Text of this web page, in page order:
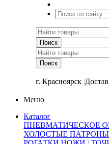
г. Красноярск |
Меню
Каталог
ПНЕВМАТИЧЕСКОЕ
ХОЛОСТЫЕ ПАТРОНЫ